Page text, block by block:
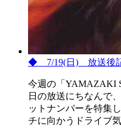
◆ 7/19(日) 放送後記
今週の「YAMAZAKI
日の放送にちなんで
ットナンバーを特集
チに向かうドライブ